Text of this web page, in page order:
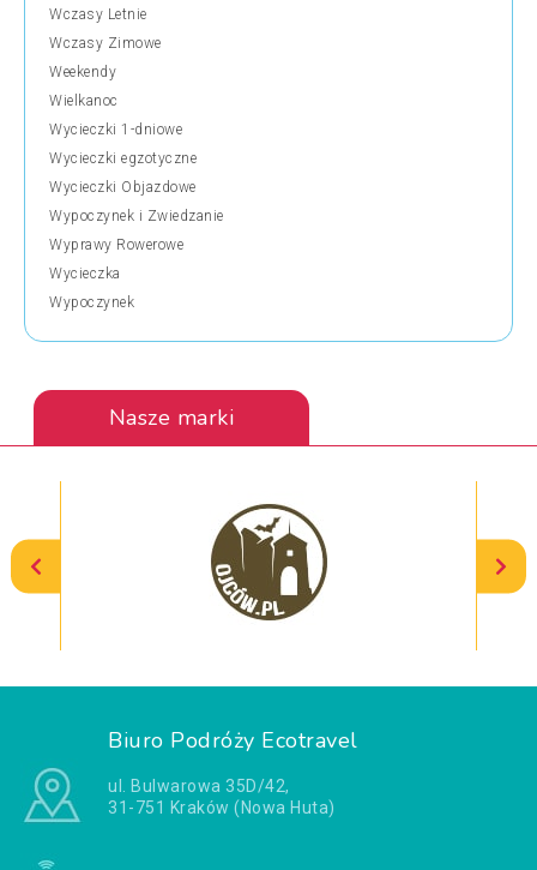
Wczasy Letnie
Wczasy Zimowe
Weekendy
Wielkanoc
Wycieczki 1-dniowe
Wycieczki egzotyczne
Wycieczki Objazdowe
Wypoczynek i Zwiedzanie
Wyprawy Rowerowe
Wycieczka
Wypoczynek
Nasze marki
Biuro Podróży Ecotravel
ul. Bulwarowa 35D/42,
31-751 Kraków (Nowa Huta)